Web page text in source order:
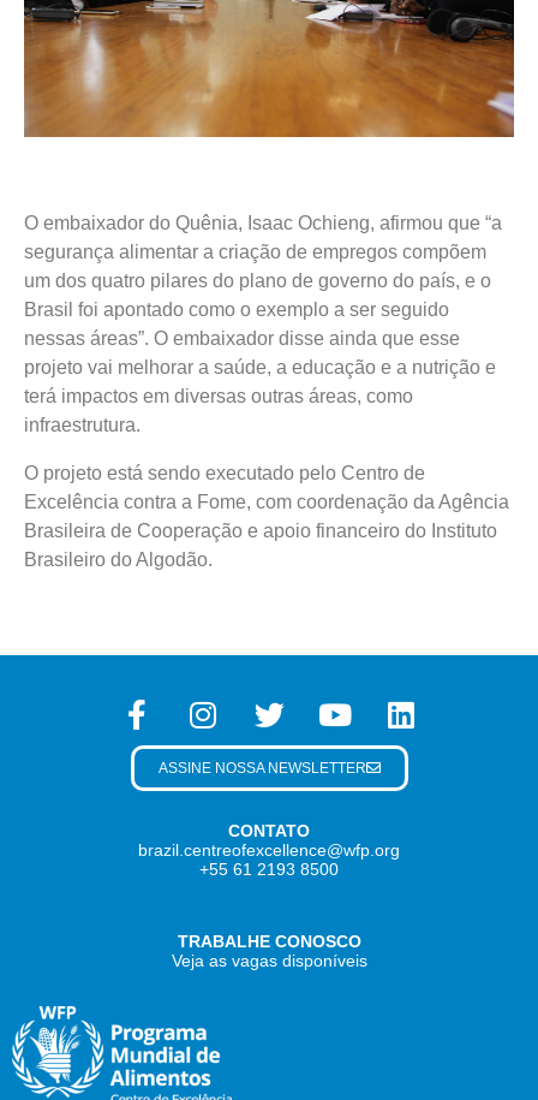
O embaixador do Quênia, Isaac Ochieng, afirmou que “a
segurança alimentar a criação de empregos compõem
um dos quatro pilares do plano de governo do país, e o
Brasil foi apontado como o exemplo a ser seguido
nessas áreas”. O embaixador disse ainda que esse
projeto vai melhorar a saúde, a educação e a nutrição e
terá impactos em diversas outras áreas, como
infraestrutura.
O projeto está sendo executado pelo Centro de
Excelência contra a Fome, com coordenação da Agência
Brasileira de Cooperação e apoio financeiro do Instituto
Brasileiro do Algodão.
CONTATO
brazil.centreofexcellence@wfp.org
+55 61 2193 8500
TRABALHE CONOSCO
Veja as vagas disponíveis
ASSINE NOSSA NEWSLETTER